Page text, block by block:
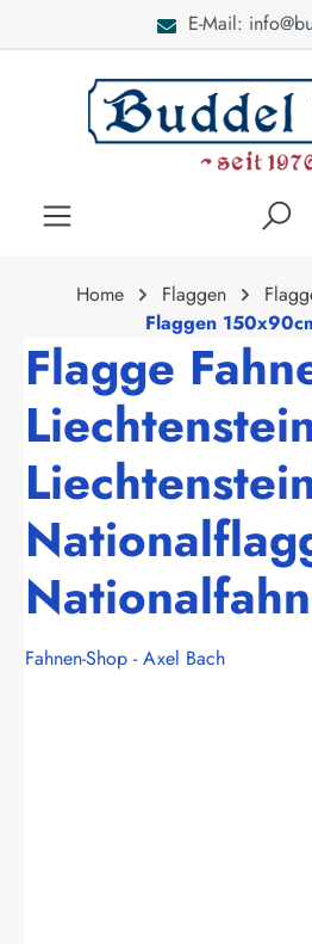
E-Mail:
Home Flaggen
Flaggen
Flagge
Fahnen-Shop - Axel Bach